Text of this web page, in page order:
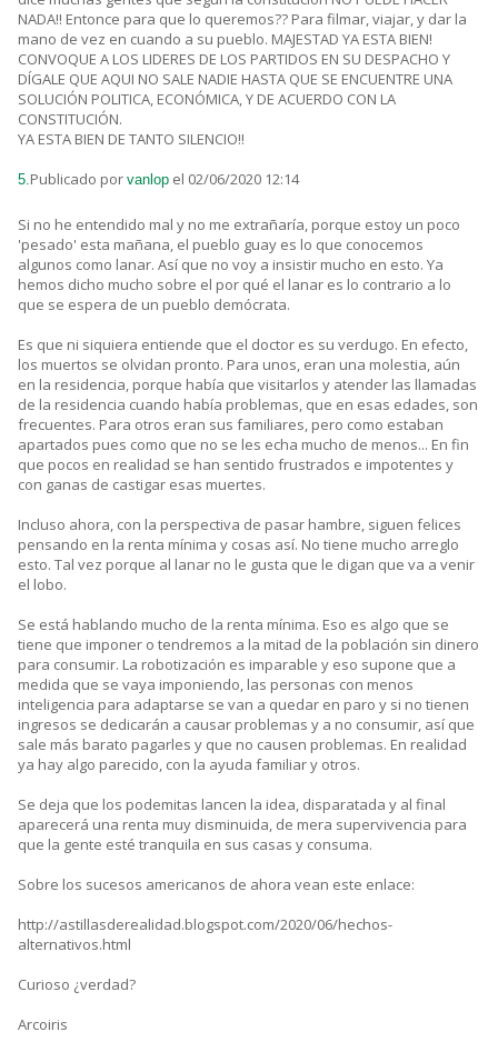
NADA!! Entonce para que lo queremos?? Para filmar, viajar, y dar la
mano de vez en cuando a su pueblo. MAJESTAD YA ESTA BIEN!
CONVOQUE A LOS LIDERES DE LOS PARTIDOS EN SU DESPACHO Y
DÍGALE QUE AQUI NO SALE NADIE HASTA QUE SE ENCUENTRE UNA
SOLUCIÓN POLITICA, ECONÓMICA, Y DE ACUERDO CON LA
CONSTITUCIÓN.
YA ESTA BIEN DE TANTO SILENCIO!!
5. Publicado por vanlop el 02/06/2020 12:14
Si no he entendido mal y no me extrañaría, porque estoy un poco
'pesado' esta mañana, el pueblo guay es lo que conocemos
algunos como lanar. Así que no voy a insistir mucho en esto. Ya
hemos dicho mucho sobre el por qué el lanar es lo contrario a lo
que se espera de un pueblo demócrata.
Es que ni siquiera entiende que el doctor es su verdugo. En efecto,
los muertos se olvidan pronto. Para unos, eran una molestia, aún
en la residencia, porque había que visitarlos y atender las llamadas
de la residencia cuando había problemas, que en esas edades, son
frecuentes. Para otros eran sus familiares, pero como estaban
apartados pues como que no se les echa mucho de menos... En fin
que pocos en realidad se han sentido frustrados e impotentes y
con ganas de castigar esas muertes.
Incluso ahora, con la perspectiva de pasar hambre, siguen felices
pensando en la renta mínima y cosas así. No tiene mucho arreglo
esto. Tal vez porque al lanar no le gusta que le digan que va a venir
el lobo.
Se está hablando mucho de la renta mínima. Eso es algo que se
tiene que imponer o tendremos a la mitad de la población sin dinero
para consumir. La robotización es imparable y eso supone que a
medida que se vaya imponiendo, las personas con menos
inteligencia para adaptarse se van a quedar en paro y si no tienen
ingresos se dedicarán a causar problemas y a no consumir, así que
sale más barato pagarles y que no causen problemas. En realidad
ya hay algo parecido, con la ayuda familiar y otros.
Se deja que los podemitas lancen la idea, disparatada y al final
aparecerá una renta muy disminuida, de mera supervivencia para
que la gente esté tranquila en sus casas y consuma.
Sobre los sucesos americanos de ahora vean este enlace:
http://astillasderealidad.blogspot.com/2020/06/hechos-
alternativos.html
Curioso ¿verdad?
Arcoiris